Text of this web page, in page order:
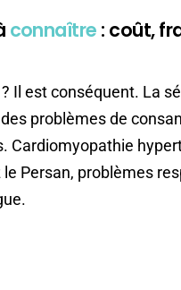
connaître : coût,
Il est conséquent. La
problèmes de
Cardiomyopathie
Persan, problèmes